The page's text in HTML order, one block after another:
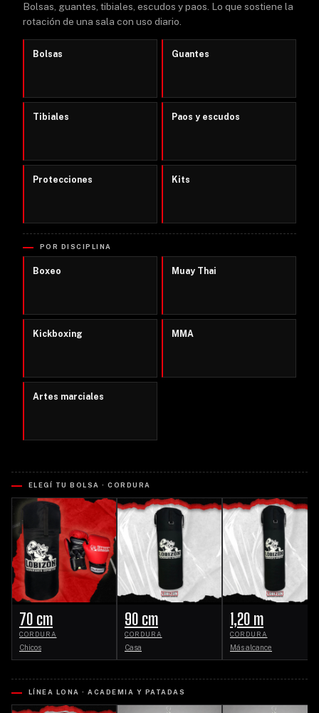
Bolsas, guantes, tibiales, escudos y paos. Lo que sostiene la
rotación de una sala con uso diario.
Bolsas Guantes
Tibiales Paos y escudos
Protecciones Kits
POR DISCIPLINA
Boxeo Muay Thai
Kickboxing MMA
Artes marciales
ELEGÍ TU BOLSA · CORDURA
70 cm
CORDURA
Chicos
90 cm
CORDURA
Casa
1,20 m
CORDURA
Más alcance
LÍNEA LONA · ACADEMIA Y PATADAS